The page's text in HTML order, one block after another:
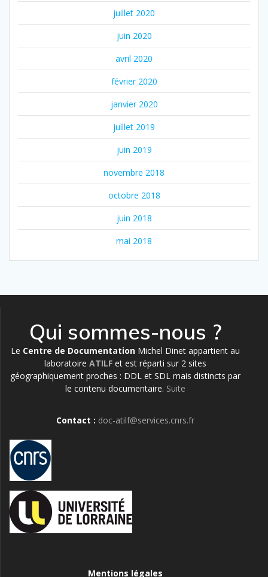
juillet 2020
juin 2020
avril 2020
février 2020
janvier 2020
juillet 2019
juin 2019
novembre 2018
octobre 2018
juin 2018
mai 2018
Qui sommes-nous ?
Le Centre de Documentation Michel Dinet appartient au
laboratoire ATILF et est réparti sur 2 sites
géographiquement proches : DDL et SDL mais distincts par
le contenu documentaire. Suite
Contact : doc-atilf@services.cnrs.fr
Mentions légales